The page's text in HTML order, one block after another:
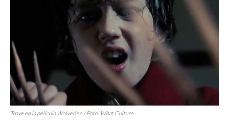
Troye en la película Wolverine / Foto: What Culture